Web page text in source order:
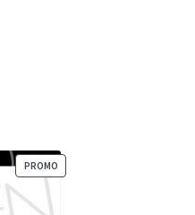
PROMOPRODUIT
EN